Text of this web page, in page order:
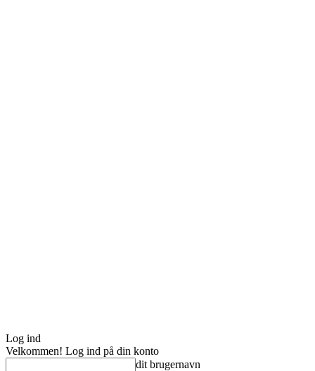
Log ind
Velkommen! Log ind på din konto
dit brugernavn